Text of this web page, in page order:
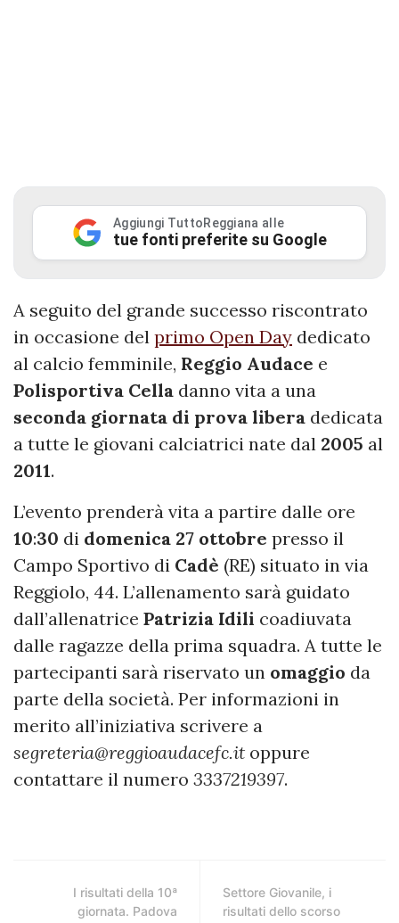
Aggiungi TuttoReggiana alle
tue fonti preferite su Google
A seguito del grande successo riscontrato
in occasione del primo Open Day dedicato
al calcio femminile, Reggio Audace e
Polisportiva Cella danno vita a una
seconda giornata di prova libera dedicata
a tutte le giovani calciatrici nate dal 2005 al
2011.
L’evento prenderà vita a partire dalle ore
10:30 di domenica 27 ottobre presso il
Campo Sportivo di Cadè (RE) situato in via
Reggiolo, 44. L’allenamento sarà guidato
dall’allenatrice Patrizia Idili coadiuvata
dalle ragazze della prima squadra. A tutte le
partecipanti sarà riservato un omaggio da
parte della società. Per informazioni in
merito all’iniziativa scrivere a
segreteria@reggioaudacefc.it oppure
contattare il numero 3337219397.
I risultati della 10ª
giornata. Padova
Settore Giovanile, i
risultati dello scorso